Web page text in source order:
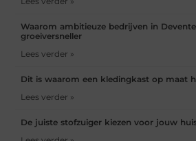
Waarom ambitieuze bedrijven in
groeiversneller
Lees verder »
Dit is waarom een kledingkast op maat
Lees verder »
De juiste stofzuiger kiezen voor jouw